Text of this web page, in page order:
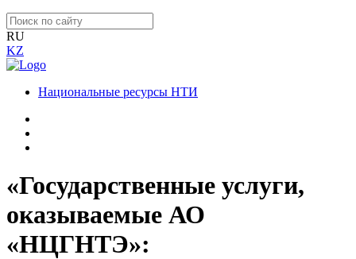
RU
KZ
Национальные ресурсы НТИ
«Государственные услуги,
оказываемые АО
«НЦГНТЭ»: